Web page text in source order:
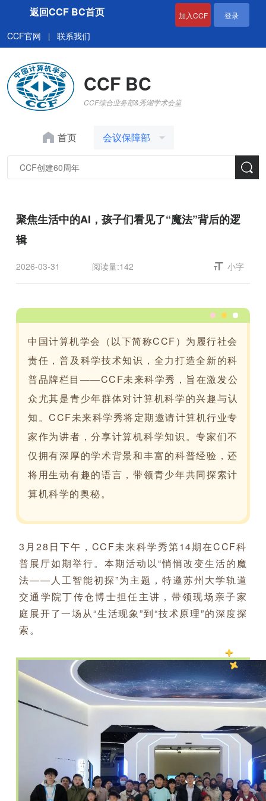
返回CCF BC首页 加入CCF 登录
CCF官网 | 联系我们
CCF BC
CCF综合业务部&秀湖学术会堂
首页 会议保障部
聚焦生活中的AI，孩子们看见了“魔法”背后的逻
辑
2026-03-31 阅读量:142 小字
中国计算机学会（以下简称CCF）为履行社会
责任，普及科学技术知识，全力打造全新的科
普品牌栏目——CCF未来科学秀，旨在激发公
众尤其是青少年群体对计算机科学的兴趣与认
知。CCF未来科学秀将定期邀请计算机行业专
家作为讲者，分享计算机科学知识。专家们不
仅拥有深厚的学术背景和丰富的科普经验，还
将用生动有趣的语言，带领青少年共同探索计
算机科学的奥秘。
3月28日下午，CCF未来科学秀第14期在CCF科
普展厅如期举行。本期活动以“悄悄改变生活的魔
法——人工智能初探”为主题，特邀苏州大学轨道
交通学院丁传仓博士担任主讲，带领现场亲子家
庭展开了一场从“生活现象”到“技术原理”的深度探
索。